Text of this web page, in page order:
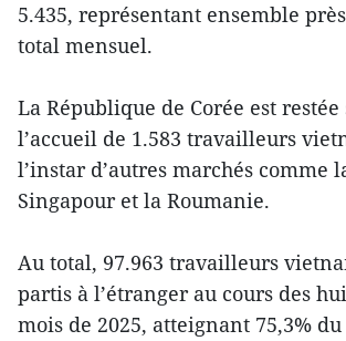
5.435, représentant ensemble
total mensuel.
La République de Corée est restée
l’accueil de 1.583 travailleurs
l’instar d’autres marchés comme
Singapour et la Roumanie.
Au total, 97.963 travailleurs
partis à l’étranger au cours des
mois de 2025, atteignant 75,3%